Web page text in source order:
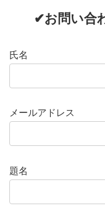
✔お問い合
氏名
メールアドレス
題名